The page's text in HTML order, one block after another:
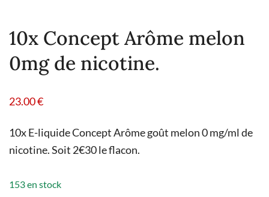
10x Concept Arôme melon
0mg de nicotine.
23.00€
10x E-liquide Concept Arôme goût melon 0 mg/ml de
nicotine. Soit 2€30 le flacon.
153 en stock